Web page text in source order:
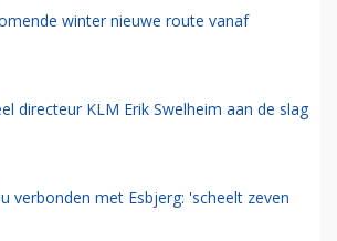
winter nieuwe route vanaf
directeur KLM Erik Swelheim aan de slag
verbonden met Esbjerg: 'scheelt zeven